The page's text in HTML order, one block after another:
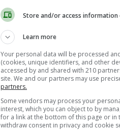
Store and/or access information
Learn more
Your personal data will be processed
(cookies, unique identifiers, and other
accessed by and shared with 210
site. We and our partners may use
partners.
Some vendors may process your
interest, which you can object to by
for a link at the bottom of this page or in
withdraw consent in privacy and cookie